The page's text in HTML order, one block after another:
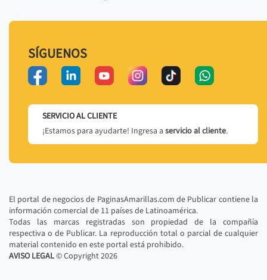
SÍGUENOS
SERVICIO AL CLIENTE
¡Estamos para ayudarte! Ingresa a servicio al cliente.
El portal de negocios de PaginasAmarillas.com de Publicar contiene la
información comercial de 11 países de Latinoamérica.
Todas las marcas registradas son propiedad de la compañía
respectiva o de Publicar. La reproducción total o parcial de cualquier
material contenido en este portal está prohibido.
AVISO LEGAL© Copyright2026